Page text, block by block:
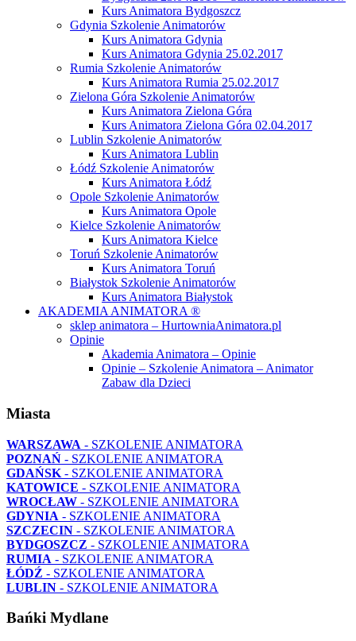
Kurs Animatora Bydgoszcz
Gdynia Szkolenie Animatorów
Kurs Animatora Gdynia
Kurs Animatora Gdynia 25.02.2017
Rumia Szkolenie Animatorów
Kurs Animatora Rumia 25.02.2017
Zielona Góra Szkolenie Animatorów
Kurs Animatora Zielona Góra
Kurs Animatora Zielona Góra 02.04.2017
Lublin Szkolenie Animatorów
Kurs Animatora Lublin
Łódź Szkolenie Animatorów
Kurs Animatora Łódź
Opole Szkolenie Animatorów
Kurs Animatora Opole
Kielce Szkolenie Animatorów
Kurs Animatora Kielce
Toruń Szkolenie Animatorów
Kurs Animatora Toruń
Białystok Szkolenie Animatorów
Kurs Animatora Białystok
AKADEMIA ANIMATORA ®
sklep animatora – HurtowniaAnimatora.pl
Opinie
Akademia Animatora – Opinie
Opinie – Szkolenie Animatora – Animator
Zabaw dla Dzieci
Miasta
WARSZAWA - SZKOLENIE ANIMATORA
POZNAŃ - SZKOLENIE ANIMATORA
GDAŃSK - SZKOLENIE ANIMATORA
KATOWICE - SZKOLENIE ANIMATORA
WROCŁAW - SZKOLENIE ANIMATORA
GDYNIA - SZKOLENIE ANIMATORA
SZCZECIN - SZKOLENIE ANIMATORA
BYDGOSZCZ - SZKOLENIE ANIMATORA
RUMIA - SZKOLENIE ANIMATORA
ŁÓDŹ - SZKOLENIE ANIMATORA
LUBLIN - SZKOLENIE ANIMATORA
Bańki Mydlane